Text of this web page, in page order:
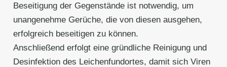
Beseitigung der Gegenstände ist notwendig, um
unangenehme Gerüche, die von diesen ausgehen,
erfolgreich beseitigen zu können.
Anschließend erfolgt eine gründliche Reinigung und
Desinfektion des Leichenfundortes, damit sich Viren